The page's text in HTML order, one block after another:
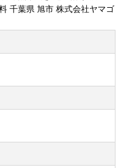
千葉県 旭市 株式会社ヤマゴ